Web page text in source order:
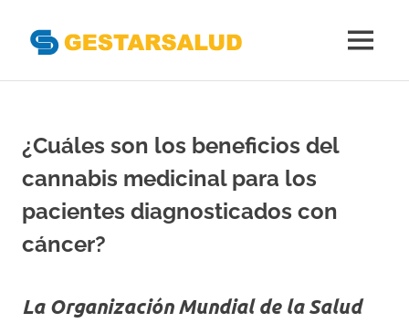
del
Aseguramiento
de
la
Salud
MENÚ
¿Cuáles son los beneficios del
cannabis medicinal para los
pacientes diagnosticados con
cáncer?
La Organización Mundial de la Salud